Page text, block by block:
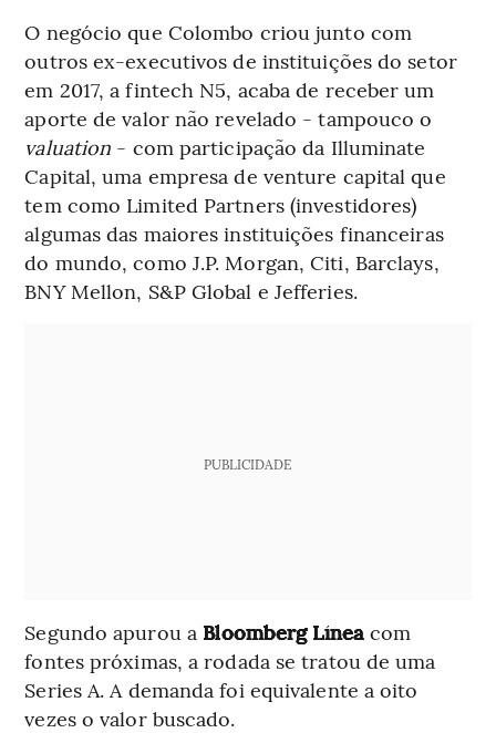
O negócio que Colombo criou junto com
outros ex-executivos de instituições do setor
em 2017, a fintech N5, acaba de receber um
aporte de valor não revelado - tampouco o
valuation - com participação da Illuminate
Capital, uma empresa de venture capital que
tem como Limited Partners (investidores)
algumas das maiores instituições financeiras
do mundo, como J.P. Morgan, Citi, Barclays,
BNY Mellon, S&P Global e Jefferies.
PUBLICIDADE
Segundo apurou a Bloomberg Líneacom
fontes próximas, a rodada se tratou de uma
Series A. A demanda foi equivalente a oito
vezes o valor buscado.